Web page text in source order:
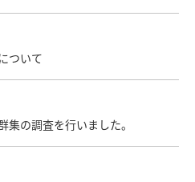
ついて
の調査を行いました。